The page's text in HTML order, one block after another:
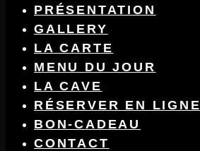
PRÉSENTATION
GALLERY
LA CARTE
MENU DU JOUR
LA CAVE
RÉSERVER EN LIGNE
BON-CADEAU
CONTACT